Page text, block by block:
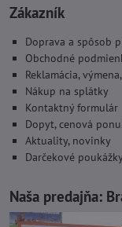
Zákazník
Doprava a spôsob
Obchodné
Reklamácia,
Nákup na splátky
Kontaktný formulár
Dopyt, cenová
Aktuality, novinky
Darčekové poukážky
Naša predajňa: